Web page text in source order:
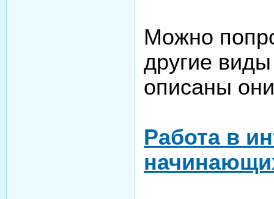
Можно
другие
описаны
Работа в